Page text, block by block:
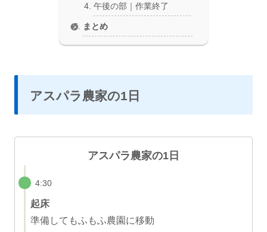
午後の部｜作業終了
まとめ
アスパラ農家の1日
アスパラ農家の1日
4:30
起床
準備してもふもふ農園に移動